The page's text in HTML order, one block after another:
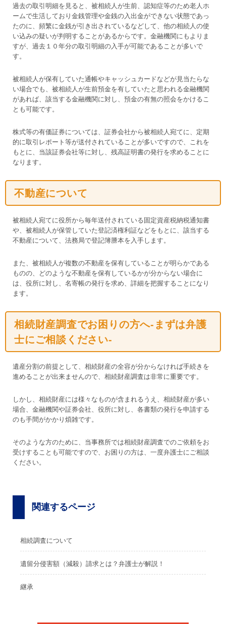
過去の取引明細を見ると、被相続人が生前、認知症等のため老人ホ
ームで生活しており金銭管理や金銭の入出金ができない状態であっ
たのに、頻繁に金銭が引き出されているなどして、他の相続人の使
い込みの疑いが判明することがあるからです。金融機関にもよりま
すが、過去１０年分の取引明細の入手が可能であることが多いで
す。
被相続人が保有していた通帳やキャッシュカードなどが見当たらな
い場合でも、被相続人が生前預金を有していたと思われる金融機関
があれば、該当する金融機関に対し、預金の有無の照会をかけるこ
とも可能です。
株式等の有価証券については、証券会社から被相続人宛てに、定期
的に取引レポート等が送付されていることが多いですので、これを
もとに、当該証券会社等に対し、残高証明書の発行を求めることに
なります。
不動産について
被相続人宛てに役所から毎年送付されている固定資産税納税通知書
や、被相続人が保管していた登記済権利証などをもとに、該当する
不動産について、法務局で登記簿謄本を入手します。
また、被相続人が複数の不動産を保有していることが明らかである
ものの、どのような不動産を保有しているかが分からない場合に
は、役所に対し、名寄帳の発行を求め、詳細を把握することになり
ます。
相続財産調査でお困りの方へ-まずは弁護
士にご相談ください-
遺産分割の前提として、相続財産の全容が分からなければ手続きを
進めることが出来ませんので、相続財産調査は非常に重要です。
しかし、相続財産には様々なものが含まれるうえ、相続財産が多い
場合、金融機関や証券会社、役所に対し、各書類の発行を申請する
のも手間がかかり煩雑です。
そのような方のために、当事務所では相続財産調査でのご依頼をお
受けすることも可能ですので、お困りの方は、一度弁護士にご相談
ください。
関連するページ
相続調査について
遺留分侵害額（減殺）請求とは？弁護士が解説！
継承